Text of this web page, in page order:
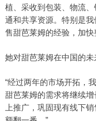
植、采收到包装、物流
通和共享资源。特别是
售甜芭莱姆的经验，加
她对甜芭莱姆在中国的未
“经过两年的市场开拓，
甜芭莱姆的需求将继续增
上推广，巩固现有线下